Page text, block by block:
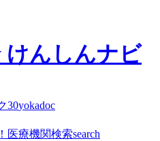
30yokadoc
医療機関検索search